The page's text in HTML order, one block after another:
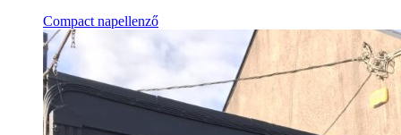
Compact napellenző